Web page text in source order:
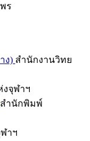
ร
ง) สำนักงานวิทย
จุฬาฯ
สำนักพิมพ์
าฯ